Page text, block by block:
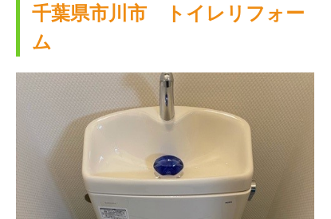
千葉県市川市 トイレリフォー
ム